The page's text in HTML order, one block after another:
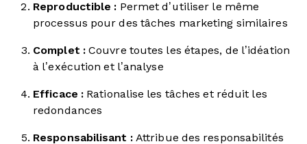
Reproductible : Permet d’utiliser le même
processus pour des tâches marketing similaires
Complet :Couvre toutes les étapes, de l’idéation
à l’exécution et l’analyse
Efficace : Rationalise les tâches et réduit les
redondances
Responsabilisant : Attribue des responsabilités